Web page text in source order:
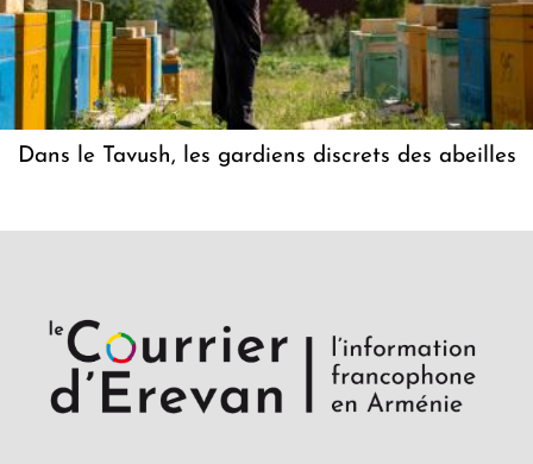
Dans le Tavush, les gardiens discrets des abeilles